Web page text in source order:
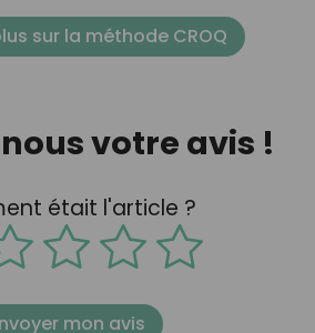
sur la méthode CROQ
votre avis !
était l'article ?
mon avis